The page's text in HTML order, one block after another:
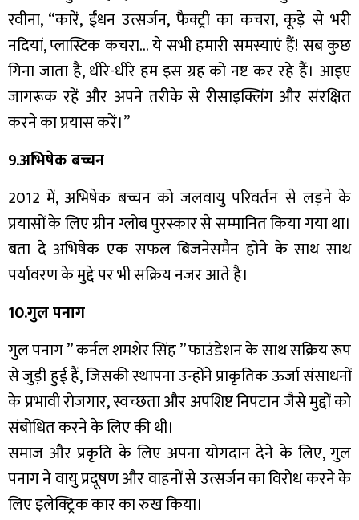
रवीना, “कारें, ईंधन उत्सर्जन, फैक्ट्री का कचरा, कूड़े से भरी
नदियां, प्लास्टिक कचरा… ये सभी हमारी समस्याएं हैं! सब कुछ
गिना जाता है, धीरे-धीरे हम इस ग्रह को नष्ट कर रहे हैं। आइए
जागरूक रहें और अपने तरीके से रीसाइक्लिंग और संरक्षित
करने का प्रयास करें।”
9.अभिषेक बच्चन
2012 में, अभिषेक बच्चन को जलवायु परिवर्तन से लड़ने के
प्रयासों के लिए ग्रीन ग्लोब पुरस्कार से सम्मानित किया गया था।
बता दे अभिषेक एक सफल बिजनेसमैन होने के साथ साथ
पर्यावरण के मुद्दे पर भी सक्रिय नजर आते है।
10.गुल पनाग
गुल पनाग ” कर्नल शमशेर सिंह ” फाउंडेशन के साथ सक्रिय रूप
से जुड़ी हुई हैं, जिसकी स्थापना उन्होंने प्राकृतिक ऊर्जा संसाधनों
के प्रभावी रोजगार, स्वच्छता और अपशिष्ट निपटान जैसे मुद्दों को
संबोधित करने के लिए की थी।
समाज और प्रकृति के लिए अपना योगदान देने के लिए, गुल
पनाग ने वायु प्रदूषण और वाहनों से उत्सर्जन का विरोध करने के
लिए इलेक्ट्रिक कार का रुख किया।